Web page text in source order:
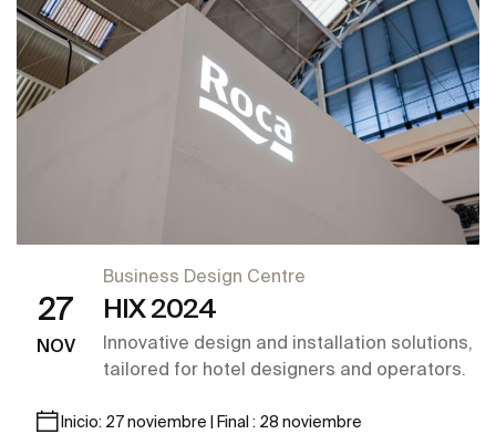
27
NOV
Business Design Centre
HIX 2024
Innovative design and installation solutions,
tailored for hotel designers and operators.
Inicio: 27 noviembre | Final : 28 noviembre